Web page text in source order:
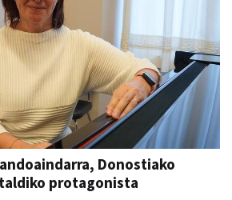
Donostiako
protagonista